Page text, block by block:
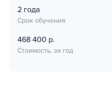
2 года
Срок обучения
468 400 р.
Стоимость, за год